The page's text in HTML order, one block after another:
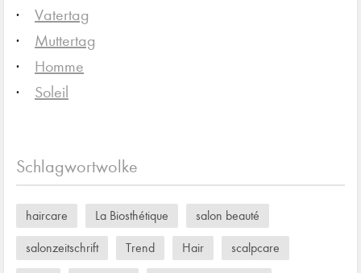
Vatertag
Muttertag
Homme
Soleil
Schlagwortwolke
haircare La Biosthétique salon beauté
salonzeitschrift Trend Hair scalpcare